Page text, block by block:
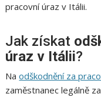
pracovní úraz v Itálii.
Jak získat
úraz v Itálii?
Naodškodnění za
zaměstnanec legálně